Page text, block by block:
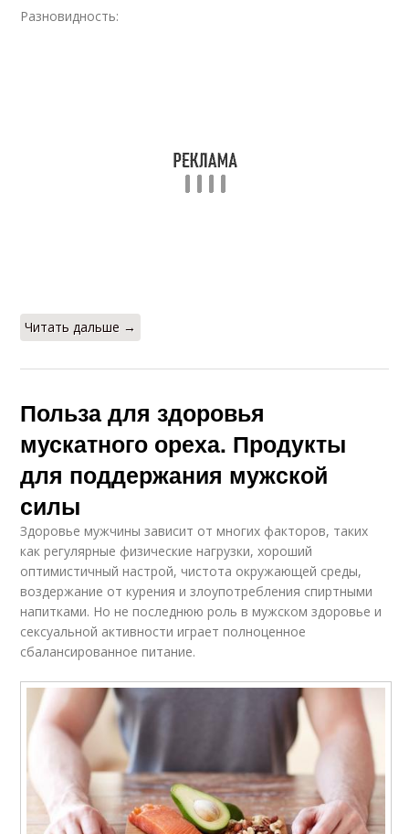
Разновидность:
Читать дальше →
Польза для здоровья
мускатного ореха. Продукты
для поддержания мужской
силы
Здоровье мужчины зависит от многих факторов, таких
как регулярные физические нагрузки, хороший
оптимистичный настрой, чистота окружающей среды,
воздержание от курения и злоупотребления спиртными
напитками. Но не последнюю роль в мужском здоровье и
сексуальной активности играет полноценное
сбалансированное питание.